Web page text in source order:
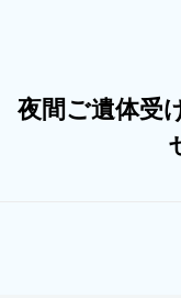
夜間ご遺体受